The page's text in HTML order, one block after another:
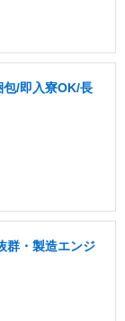
包/即入寮OK/長
群・製造エンジ